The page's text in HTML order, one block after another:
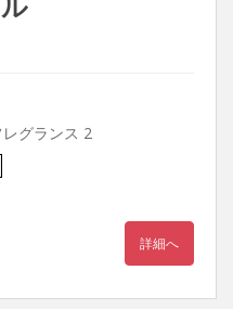
グランス 2
詳細へ